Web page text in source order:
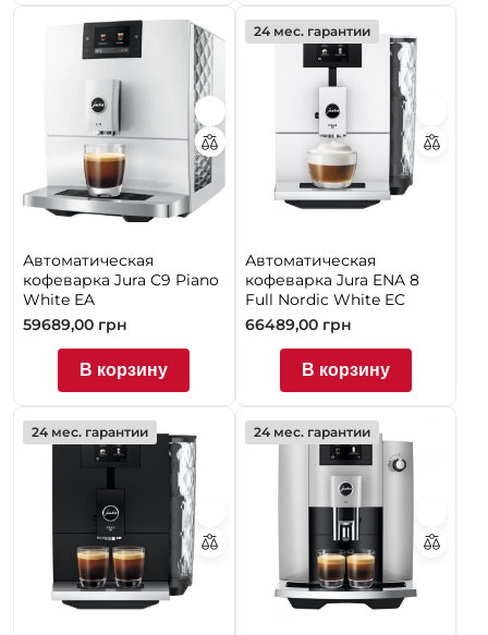
Автоматическая
кофеварка Jura C9 Piano
White EA
59689,00 грн
В корзину
24 мес. гарантии
Автоматическая
кофеварка Jura ENA 8
Full Nordic White EC
66489,00 грн
В корзину
24 мес. гарантии 24 мес. гарантии